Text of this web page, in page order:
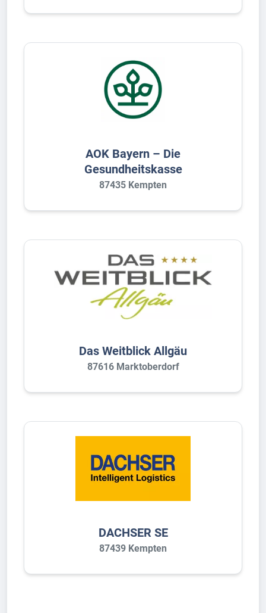
AOK Bayern – Die
Gesundheitskasse
87435 Kempten
Das Weitblick Allgäu
87616 Marktoberdorf
DACHSER SE
87439 Kempten